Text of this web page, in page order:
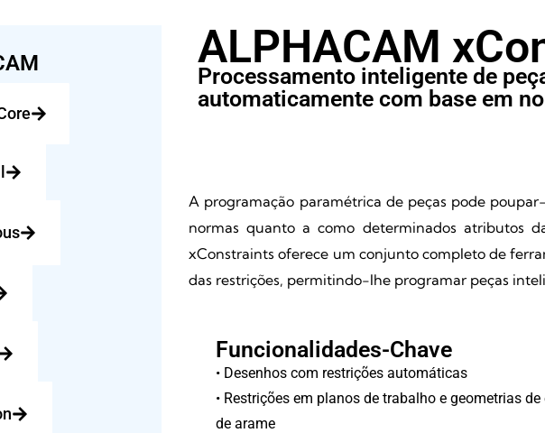
ㅤㅤ
ㅤ
ㅤ
ALPHACAM
Processamento inteligente de
automaticamente com base em
A programação paramétrica de peças pode
normas quanto a como determinados atributos
xConstraints oferece um conjunto completo de
das restrições, permitindo-lhe programar peças
Funcionalidades-Chave
• Desenhos com restrições automáticas
• Restrições em planos de trabalho e geometrias de
de arame